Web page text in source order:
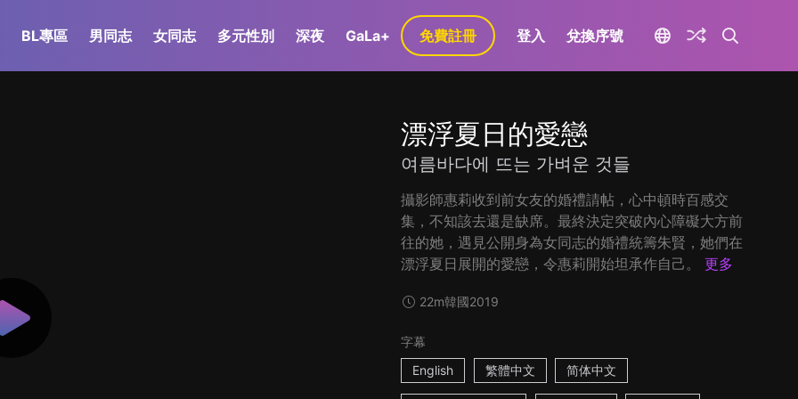
BL專區 男同志 女同志 多元性別 深夜 GaLa+ 免費註冊 登入 兌換序號
漂浮夏日的愛戀
여름바다에 뜨는 가벼운 것들
攝影師惠莉收到前女友的婚禮請帖，心中頓時百感交
集，不知該去還是缺席。最終決定突破內心障礙大方前
往的她，遇見公開身為女同志的婚禮統籌朱賢，她們在
漂浮夏日展開的愛戀，令惠莉開始坦承作自己。
更多
22m韓國2019
字幕
English
繁體中文 简体中文